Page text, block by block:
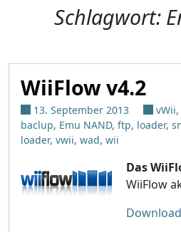
Schlagwort:
WiiFlow v4.2
13. September 2013 vWii,
baclup, Emu NAND, ftp, loader,
loader, vwii, wad, wii
Das
WiiFlow
Download